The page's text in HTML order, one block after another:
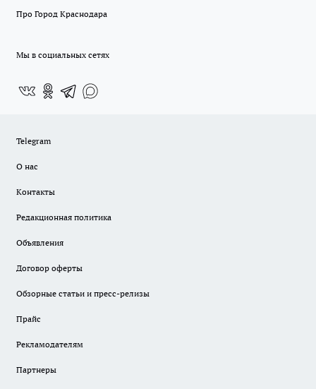
Про Город Краснодара
Мы в социальных сетях
Telegram
О нас
Контакты
Редакционная политика
Объявления
Договор оферты
Обзорные статьи и пресс-релизы
Прайс
Рекламодателям
Партнеры